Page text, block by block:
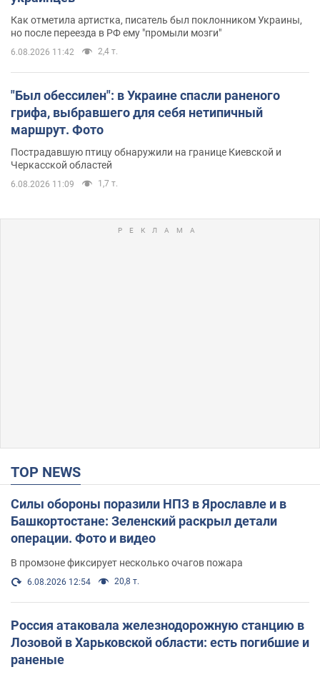
Как отметила артистка, писатель был поклонником Украины,
но после переезда в РФ ему "промыли мозги"
6.08.2026 11:42 2,4 т.
"Был обессилен": в Украине спасли раненого
грифа, выбравшего для себя нетипичный
маршрут. Фото
Пострадавшую птицу обнаружили на границе Киевской и
Черкасской областей
6.08.2026 11:09 1,7 т.
TOP NEWS
Силы обороны поразили НПЗ в Ярославле и в
Башкортостане: Зеленский раскрыл детали
операции. Фото и видео
В промзоне фиксирует несколько очагов пожара
6.08.2026 12:54 20,8 т.
Россия атаковала железнодорожную станцию в
Лозовой в Харьковской области: есть погибшие и
раненые